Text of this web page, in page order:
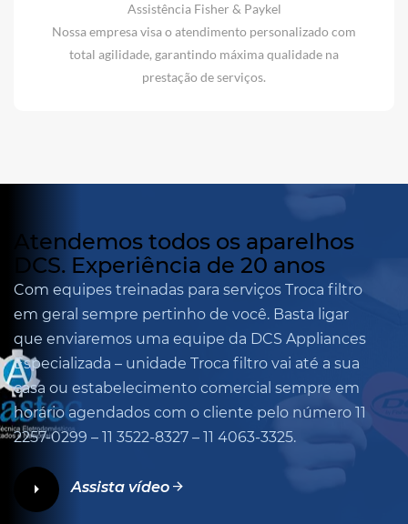
Assistência Fisher & Paykel
Nossa empresa visa o atendimento personalizado com
total agilidade, garantindo máxima qualidade na
prestação de serviços.
Atendemos todos os aparelhos
DCS. Experiência de 20 anos
Com equipes treinadas para serviços Troca filtro
em geral sempre pertinho de você. Basta ligar
que enviaremos uma equipe da DCS Appliances
Especializada – unidade Troca filtro vai até a sua
casa ou estabelecimento comercial sempre em
horário agendados com o cliente pelo número 11
2257-0299 – 11 3522-8327 – 11 4063-3325.
Assista vídeo